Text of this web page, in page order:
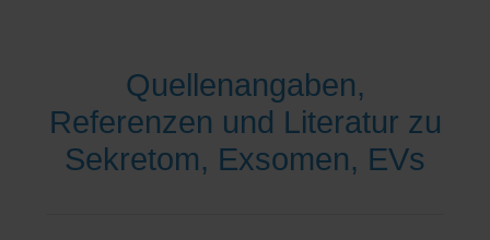
Quellenangaben,
Referenzen und Literatur zu
Sekretom, Exsomen, EVs